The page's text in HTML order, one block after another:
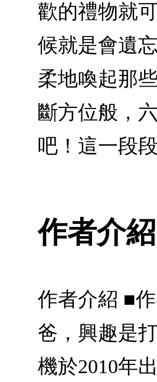
歡的禮物就
候就是會遺
柔地喚起那
斷方位般，
吧！這一段
作者介紹
作者介紹 ■
爸，興趣是
機於2010年